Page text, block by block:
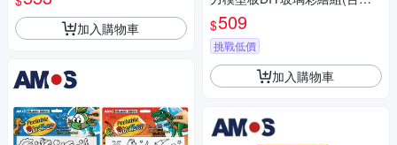
加入購物車
總代理公司貨)
$509
挑戰低價
加入購物車